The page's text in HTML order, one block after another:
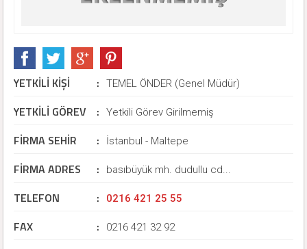
YETKİLİ KİŞİ : TEMEL ÖNDER (Genel Müdür)
YETKİLİ GÖREV : Yetkili Görev Girilmemiş
FİRMA SEHİR : İstanbul - Maltepe
FİRMA ADRES : basıbüyük mh. dudullu cd...
TELEFON : 0216 421 25 55
FAX : 0216 421 32 92